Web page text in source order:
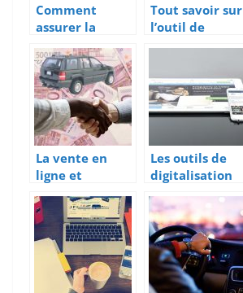
Comment
assurer la
communication
digitale de
votre
entreprise?
Tout savoir sur
l’outil de
gestion de
La vente en
ligne et
l’univers de
l’automobile
Les outils de
digitalisation
d’une
entreprise